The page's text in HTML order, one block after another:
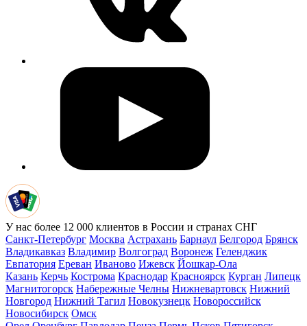
У нас более 12 000 клиентов в России и странах СНГ
Санкт-Петербург Москва Астрахань Барнаул Белгород Брянск
Владикавказ Владимир Волгоград Воронеж Геленджик
Евпатория Ереван Иваново Ижевск Йошкар-Ола
Казань Керчь Кострома Краснодар Красноярск Курган Липецк
Магнитогорск Набережные Челны Нижневартовск Нижний
Новгород Нижний Тагил Новокузнецк Новороссийск
Новосибирск Омск